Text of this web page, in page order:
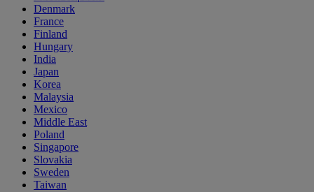
Denmark
France
Finland
Hungary
India
Japan
Korea
Malaysia
Mexico
Middle East
Poland
Singapore
Slovakia
Sweden
Taiwan